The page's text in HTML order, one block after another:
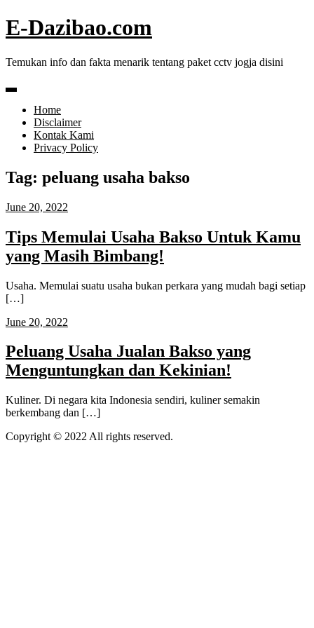
Skip
to
E-Dazibao.com
Temukan info dan fakta menarik tentang paket cctv jogja disini
Home
Disclaimer
Kontak Kami
Privacy Policy
Tag: peluang usaha bakso
June 20, 2022
Tips Memulai Usaha Bakso Untuk Kamu
yang Masih Bimbang!
Usaha. Memulai suatu usaha bukan perkara yang mudah bagi setiap
[…]
June 20, 2022
Peluang Usaha Jualan Bakso yang
Menguntungkan dan Kekinian!
Kuliner. Di negara kita Indonesia sendiri, kuliner semakin
berkembang dan […]
Copyright © 2022 All rights reserved.